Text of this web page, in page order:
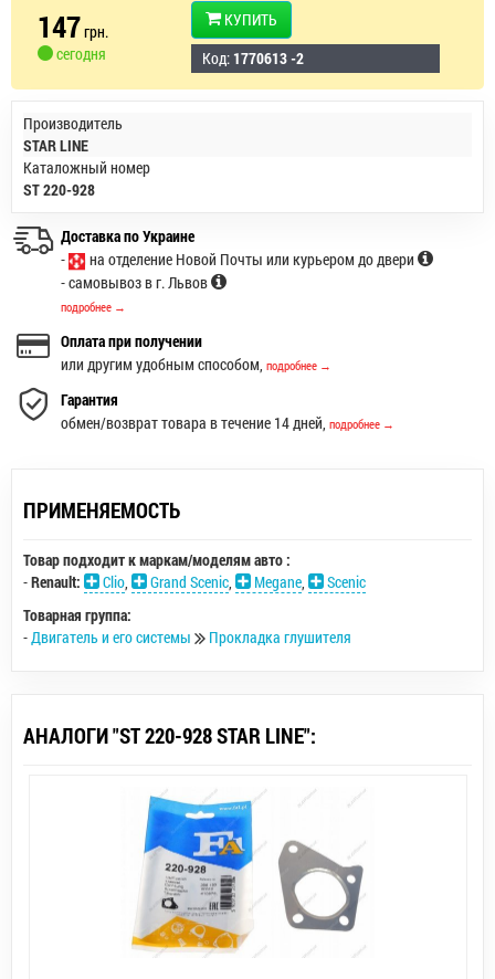
147грн.
сегодня
КУПИТЬ
Код: 1770613 -2
Производитель
STAR LINE
Каталожный номер
ST 220-928
Доставка по Украине
-
на отделение Новой Почты или курьером до двери
- самовывоз в г. Львов
подробнее →
Оплата при получении
или другим удобным способом, подробнее →
Гарантия
обмен/возврат товара в течение 14 дней, подробнее →
ПРИМЕНЯЕМОСТЬ
Товар подходит к маркам/моделям авто :
-Renault: Clio, Grand Scenic, Megane,
Scenic
Товарная группа:
-Двигатель и его системы Прокладка глушителя
АНАЛОГИ "ST 220-928 STAR LINE":